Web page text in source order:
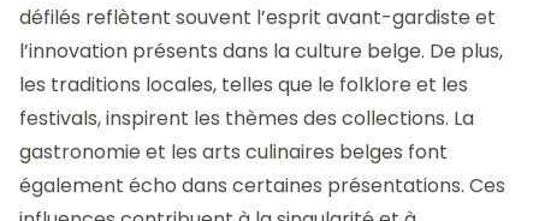
défilés reflètent souvent l’esprit avant-gardiste et
l’innovation présents dans la culture belge. De plus,
les traditions locales, telles que le folklore et les
festivals, inspirent les thèmes des collections. La
gastronomie et les arts culinaires belges font
également écho dans certaines présentations. Ces